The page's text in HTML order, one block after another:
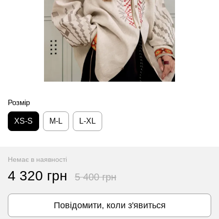
Розмір
XS-S M-L L-XL
Немає в наявності
4 320 грн 5 400 грн
Повідомити, коли з'явиться